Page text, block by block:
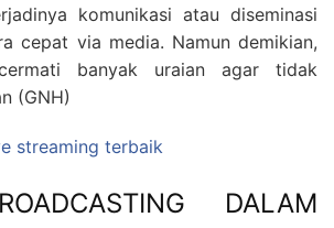
komunikasi atau diseminasi
cepat via media. Namun demikian,
banyak uraian agar tidak
(GNH)
streaming terbaik
DALAM